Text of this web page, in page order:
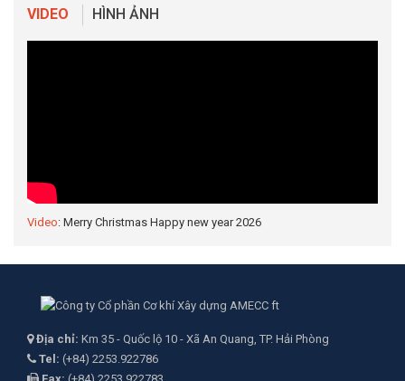
VIDEO HÌNH ẢNH
Video: Merry Christmas Happy new year 2026
Địa chỉ: Km 35 - Quốc lộ 10 - Xã An Quang, TP. Hải Phòng
Tel: (+84) 2253.922786